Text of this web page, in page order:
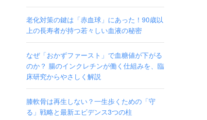
老化対策の鍵は「赤血球」にあった！90歳以
上の長寿者が持つ若々しい血液の秘密
なぜ「おかずファースト」で血糖値が下がる
のか？ 腸のインクレチンが働く仕組みを、臨
床研究からやさしく解説
膝軟骨は再生しない？一生歩くための「守
る」戦略と最新エビデンス3つの柱